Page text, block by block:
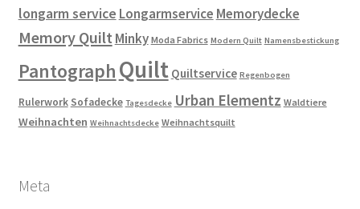
longarm service Longarmservice Memorydecke
Memory Quilt Minky Moda Fabrics Modern Quilt Namensbestickung
Pantograph Quilt Quiltservice Regenbogen
Rulerwork Sofadecke Tagesdecke Urban Elementz Waldtiere
Weihnachten Weihnachtsdecke Weihnachtsquilt
Meta